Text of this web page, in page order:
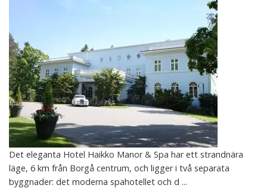
Det eleganta Hotel Haikko Manor & Spa har ett strandnära
läge, 6 km från Borgå centrum, och ligger i två separata
byggnader: det moderna spahotellet och d ...